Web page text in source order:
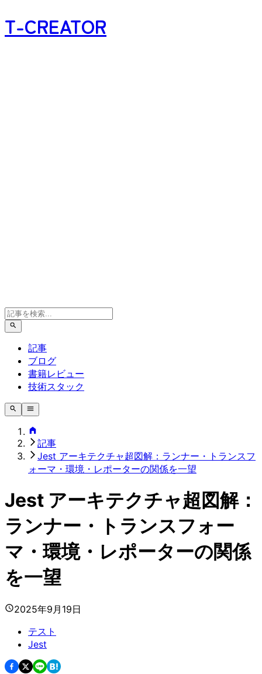
T-CREATOR
記事
ブログ
書籍レビュー
技術スタック
記事
Jest アーキテクチャ超図解：ランナー・トランスフ
ォーマ・環境・レポーターの関係を一望
Jest アーキテクチャ超図解：
ランナー・トランスフォー
マ・環境・レポーターの関係
を一望
2025年9月19日
テスト
Jest